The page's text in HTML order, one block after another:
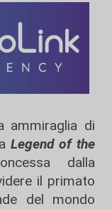
ammiraglia di
Legend of the
dalla
il primato
del mondo